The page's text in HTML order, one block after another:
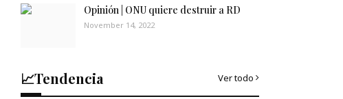
Opinión | ONU quiere destruir a RD
November 14, 2022
📈Tendencia Ver todo